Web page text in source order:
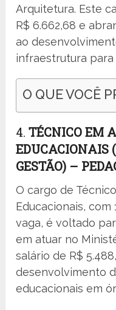
Arquitetura. Este
R$ 6.662,68 e
ao
infraestrutura
O QUE VOCÊ
4.TÉCNICO EM
EDUCACIONAIS
GESTÃO) –
O cargo de
Educacionais,
vaga, é voltado
em atuar no
salário de R$
desenvolvimento
educacionais em